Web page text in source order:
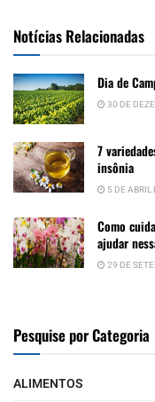
Notícias Relacionadas
Dia de
30 DE
7
insônia
5 DE ABRIL
Como
ajudar
29 DE
Pesquise por Categoria
ALIMENTOS